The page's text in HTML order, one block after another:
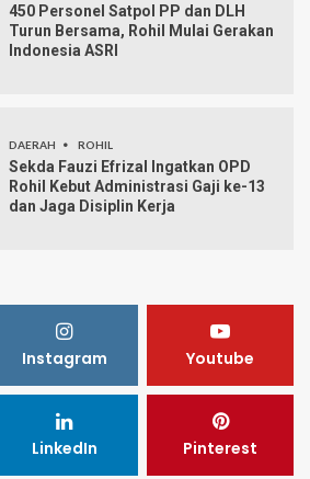
450 Personel Satpol PP dan DLH
Turun Bersama, Rohil Mulai Gerakan
Indonesia ASRI
DAERAH ROHIL
Sekda Fauzi Efrizal Ingatkan OPD
Rohil Kebut Administrasi Gaji ke-13
dan Jaga Disiplin Kerja
Instagram Youtube
LinkedIn Pinterest